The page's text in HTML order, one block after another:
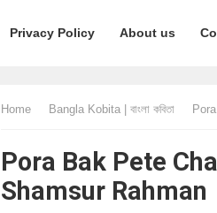
Privacy Policy About us
Home Bangla Kobita | বাংলা কবিতা
Pora Bak Pete Chai
Shamsur Rahman